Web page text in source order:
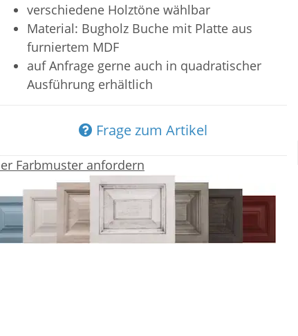
verschiedene Holztöne wählbar
Material: Bugholz Buche mit Platte aus
furniertem MDF
auf Anfrage gerne auch in quadratischer
Ausführung erhältlich
Frage zum Artikel
Farbmuster anfordern